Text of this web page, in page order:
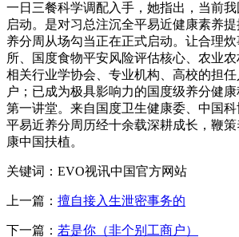
一日三餐科学调配入手，她指出，当前
启动。是对习总注沉全平易近健康素养
养分周从场勾当正在正式启动。让合理
所、国度食物平安风险评估核心、农业
相关行业学协会、专业机构、高校的担
户；已成为极具影响力的国度级养分健
第一讲堂。来自国度卫生健康委、中国
平易近养分周历经十余载深耕成长，鞭
康中国扶植。
关键词：EVO视讯中国官方网站
上一篇： 擅自接入生泄密事务的
下一篇： 若是你（非个别工商户）